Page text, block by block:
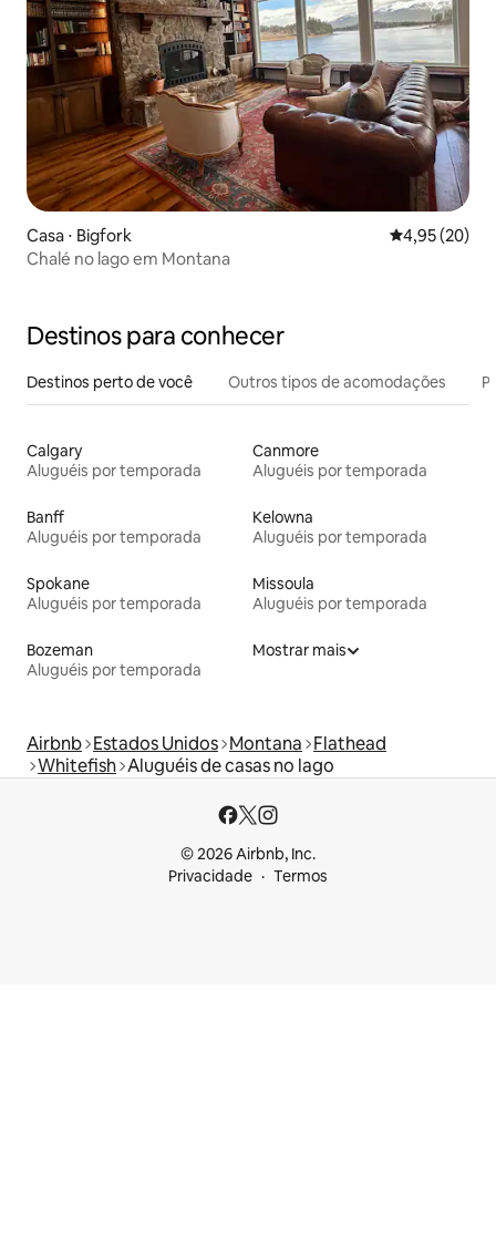
Casa ⋅ Bigfork 4,95 de uma
4,95 (20)
Chalé no lago em Montana
Destinos para conhecer
Destinos perto de você Outros tipos de acomodações
Calgary
Aluguéis por temporada
Canmore
Aluguéis por temporada
Banff
Aluguéis por temporada
Kelowna
Aluguéis por temporada
Spokane
Aluguéis por temporada
Missoula
Aluguéis por temporada
Bozeman
Aluguéis por temporada
Mostrar mais
Airbnb Estados Unidos Montana Flathead
Whitefish Aluguéis de casas no lago
© 2026 Airbnb, Inc.
Privacidade
Termos